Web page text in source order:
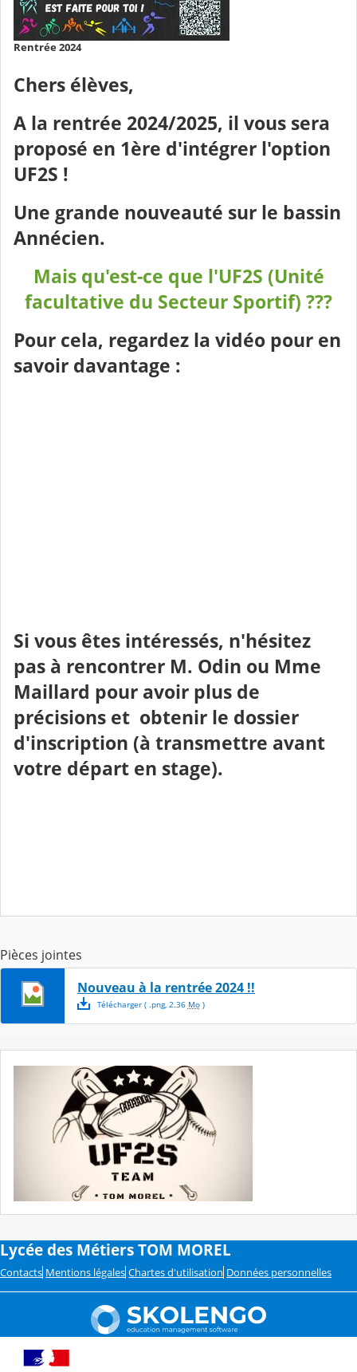
Rentrée 2024
Chers élèves,
A la rentrée 2024/2025, il vous sera
proposé en 1ère d'intégrer l'option
UF2S !
Une grande nouveauté sur le bassin
Annécien.
Mais qu'est-ce que l'UF2S (Unité
facultative du Secteur Sportif) ???
Pour cela, regardez la vidéo pour en
savoir davantage :
Si vous êtes intéressés, n'hésitez
pas à rencontrer M. Odin ou Mme
Maillard pour avoir plus de
précisions et obtenir le dossier
d'inscription (à transmettre avant
votre départ en stage).
Pièces jointes
Nouveau à la rentrée 2024 !!
Télécharger( .png, 2.36 Mo)
Lycée des Métiers TOM MOREL
Contacts Mentions légales Chartes d'utilisation Données personnelles